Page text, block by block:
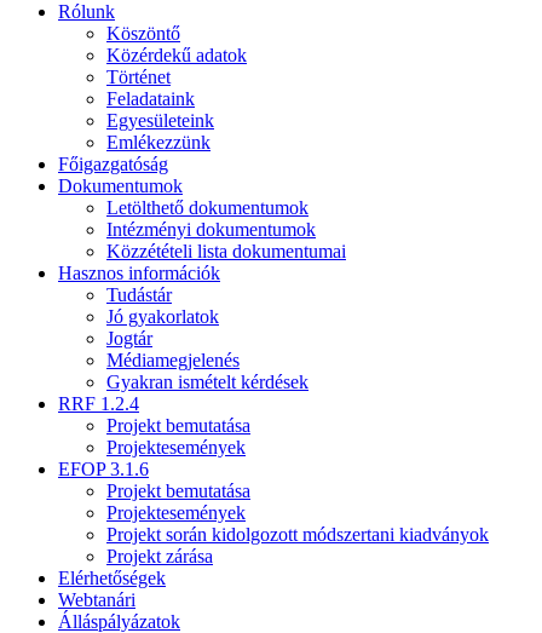
Rólunk
Köszöntő
Közérdekű adatok
Történet
Feladataink
Egyesületeink
Emlékezzünk
Főigazgatóság
Dokumentumok
Letölthető dokumentumok
Intézményi dokumentumok
Közzétételi lista dokumentumai
Hasznos információk
Tudástár
Jó gyakorlatok
Jogtár
Médiamegjelenés
Gyakran ismételt kérdések
RRF 1.2.4
Projekt bemutatása
Projektesemények
EFOP 3.1.6
Projekt bemutatása
Projektesemények
Projekt során kidolgozott módszertani kiadványok
Projekt zárása
Elérhetőségek
Webtanári
Álláspályázatok